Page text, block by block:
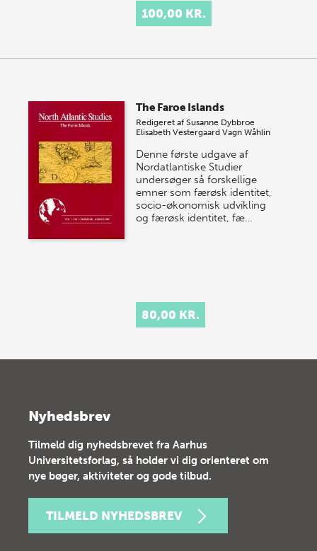
100,00 KR.
The Faroe Islands
Redigeret afSusanne Dybbroe
Elisabeth Vestergaard Vagn Wåhlin
Denne første udgave af
Nordatlantiske Studier
undersøger så forskellige
emner som færøsk identitet,
socio-økonomisk udvikling
og færøsk identitet, fæ…
80,00 KR.
Nyhedsbrev
Tilmeld dig nyhedsbrevet fra Aarhus
Universitetsforlag, så holder vi dig orienteret om
nye bøger, aktiviteter og gode tilbud.
TILMELD NYHEDSBREV